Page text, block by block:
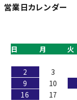
営業日カレンダー
日
月 火
2
3
9
10
16
17